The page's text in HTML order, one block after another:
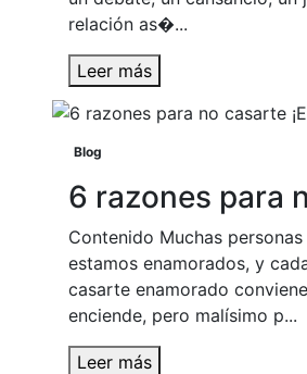
relación as�...
Leer más
Blog
6 razones para
Contenido Muchas
estamos enamorados, y
casarte enamorado
enciende, pero malísimo p...
Leer más